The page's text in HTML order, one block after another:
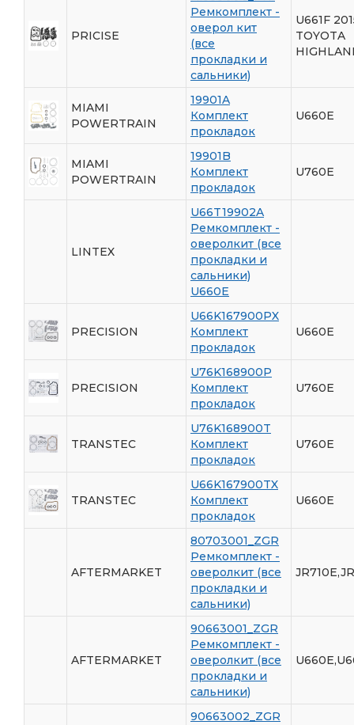
PRICISE
Ремкомплект -
оверол кит
(все
прокладки и
сальники)
U661F
TOYOTA
MIAMI
POWERTRAIN
19901A
Комплект
прокладок
U660E
MIAMI
POWERTRAIN
19901B
Комплект
прокладок
U760E
LINTEX
U66T19902A
Ремкомплект -
оверолкит (все
прокладки и
сальники)
U660E
PRECISION
U66K167900PX
Комплект
прокладок
U660E
PRECISION
U76K168900P
Комплект
прокладок
U760E
TRANSTEC
U76K168900T
Комплект
прокладок
U760E
TRANSTEC
U66K167900TX
Комплект
прокладок
U660E
AFTERMARKET
80703001_ZGR
Ремкомплект -
оверолкит (все
прокладки и
сальники)
AFTERMARKET
90663001_ZGR
Ремкомплект -
оверолкит (все
прокладки и
сальники)
90663002_ZGR